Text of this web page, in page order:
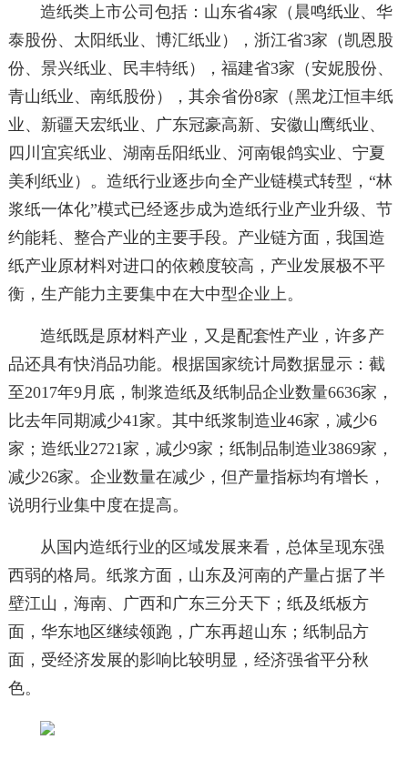
造纸类上市公司包括：山东省4家（晨鸣纸业、华
泰股份、太阳纸业、博汇纸业），浙江省3家（凯恩股
份、景兴纸业、民丰特纸），福建省3家（安妮股份、
青山纸业、南纸股份），其余省份8家（黑龙江恒丰纸
业、新疆天宏纸业、广东冠豪高新、安徽山鹰纸业、
四川宜宾纸业、湖南岳阳纸业、河南银鸽实业、宁夏
美利纸业）。造纸行业逐步向全产业链模式转型，“林
浆纸一体化”模式已经逐步成为造纸行业产业升级、节
约能耗、整合产业的主要手段。产业链方面，我国造
纸产业原材料对进口的依赖度较高，产业发展极不平
衡，生产能力主要集中在大中型企业上。
造纸既是原材料产业，又是配套性产业，许多产
品还具有快消品功能。根据国家统计局数据显示：截
至2017年9月底，制浆造纸及纸制品企业数量6636家，
比去年同期减少41家。其中纸浆制造业46家，减少6
家；造纸业2721家，减少9家；纸制品制造业3869家，
减少26家。企业数量在减少，但产量指标均有增长，
说明行业集中度在提高。
从国内造纸行业的区域发展来看，总体呈现东强
西弱的格局。纸浆方面，山东及河南的产量占据了半
壁江山，海南、广西和广东三分天下；纸及纸板方
面，华东地区继续领跑，广东再超山东；纸制品方
面，受经济发展的影响比较明显，经济强省平分秋
色。